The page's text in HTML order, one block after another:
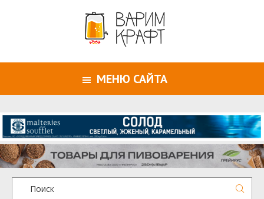
МЕНЮ САЙТА